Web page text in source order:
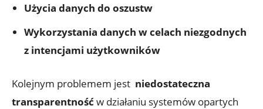
Użycia danych do oszustw
Wykorzystania danych w celach⁢ niezgodnych
z intencjami użytkowników
Kolejnym problemem jest ‍ niedostateczna
transparentnośćw działaniu systemów opartych